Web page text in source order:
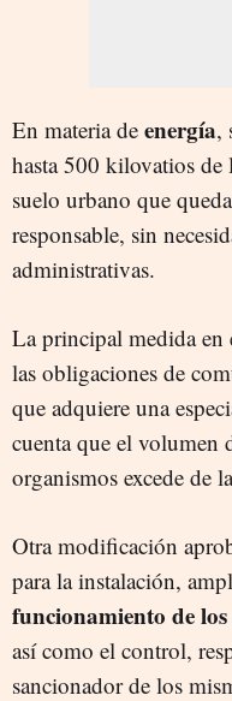
En materia de energía,
hasta 500 kilovatios de
suelo urbano que
responsable, sin
administrativas.
La principal medida en
las obligaciones de
que adquiere una
cuenta que el volumen
organismos excede de
Otra modificación
para la instalación,
funcionamiento de
así como el control,
sancionador de los